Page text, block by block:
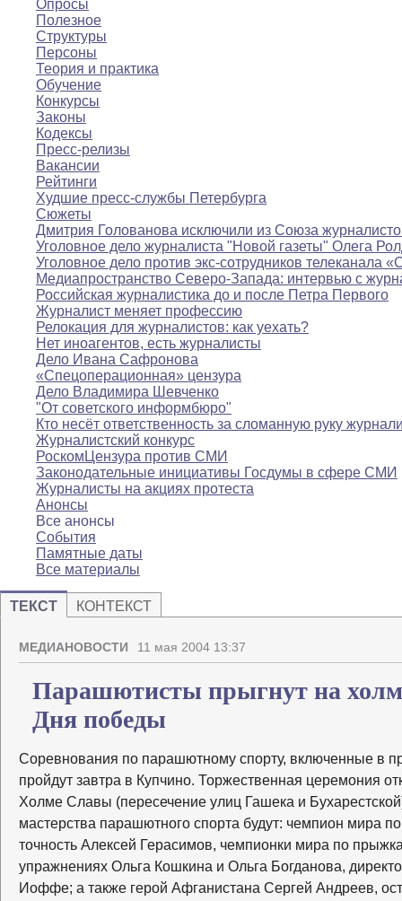
Опросы
Полезное
Структуры
Персоны
Теория и практика
Обучение
Конкурсы
Законы
Кодексы
Пресс-релизы
Вакансии
Рейтинги
Худшие пресс-службы Петербурга
Сюжеты
Дмитрия Голованова исключили из Союза
Уголовное дело журналиста "Новой газеты" Олега
Уголовное дело против экс-сотрудников телеканала
Медиапространство Северо-Запада: интервью с
Российская журналистика до и после Петра Первого
Журналист меняет профессию
Релокация для журналистов: как уехать?
Нет иноагентов, есть журналисты
Дело Ивана Сафронова
«Спецоперационная» цензура
Дело Владимира Шевченко
"От советского информбюро"
Кто несёт ответственность за сломанную руку
Журналистский конкурс
РоскомЦензура против СМИ
Законодательные инициативы Госдумы в сфере СМИ
Журналисты на акциях протеста
Анонсы
Все анонсы
События
Памятные даты
Все материалы
ТЕКСТ КОНТЕКСТ
МЕДИАНОВОСТИ 11 мая 2004 13:37
Парашютисты прыгнут на холм
Дня победы
Соревнования по парашютному спорту, включенные в
пройдут завтра в Купчино. Торжественная церемония
Холме Славы (пересечение улиц Гашека и
мастерства парашютного спорта будут: чемпион мира
точность Алексей Герасимов, чемпионки мира по
упражнениях Ольга Кошкина и Ольга Богданова,
Иоффе; а также герой Афганистана Сергей Андреев,